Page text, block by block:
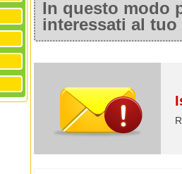
In questo modo
interessati al